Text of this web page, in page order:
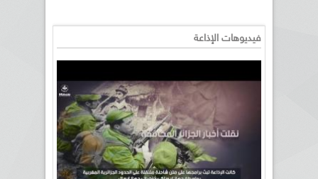
فيديوهات الإذاعة